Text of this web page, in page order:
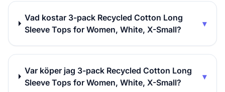
Vad kostar 3-pack Recycled Cotton Long
Sleeve Tops for Women, White, X-Small?
▾
Var köper jag 3-pack Recycled Cotton Long
Sleeve Tops for Women, White, X-Small?
▾